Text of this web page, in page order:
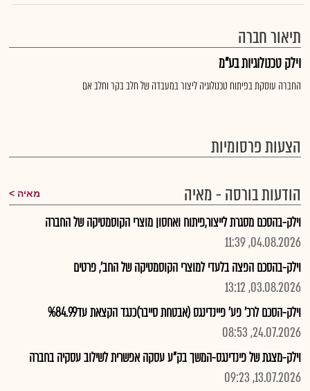
תיאור חברה
וילק טכנולוגיות בע"מ
החברה עוסקת בפיתוח טכנולוגיה ליצור במעבדה של חלב בקר וחלב אם
הצעות פרסומיות
הודעות בורסה - מאיה
מאיה
וילק-בהסכם מסגרת לייצור,פיתוח ואחסון מוצרי הקוסמטיקה של החברה
04.08.2026, 11:39
וילק-בהסכם הפצה בלעדי למוצרי הקוסמטיקה של החב', פרטים
03.08.2026, 13:12
וילק-הסכם לרכ' פע' פיינדינגס (אבטחת סייבר)כנגד הקצאת עד%84.99
24.07.2026, 08:53
וילק-מצגת של פינדינגס-המשך בק"ע עסקה אפשרית לשילוב עסקיה בחברה
13.07.2026, 09:23